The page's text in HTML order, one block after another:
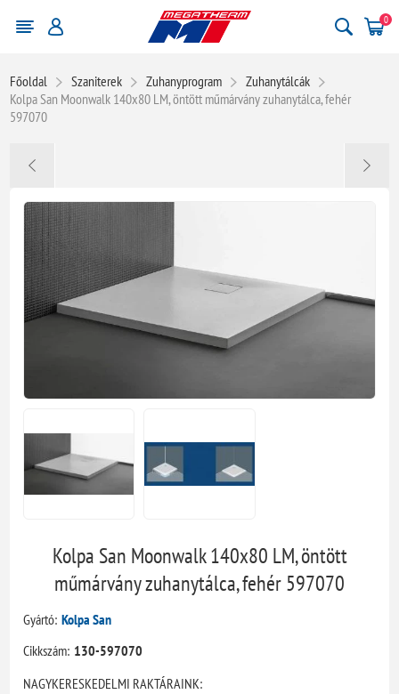
0
Főoldal Szaniterek Zuhanyprogram
Zuhanytálcák
Kolpa San Moonwalk 140x80 LM, öntött műmárvány zuhanytálca, fehér
597070
Kolpa San Moonwalk 140x80 LM, öntött
műmárvány zuhanytálca, fehér 597070
Gyártó: Kolpa San
Cikkszám: 130-597070
NAGYKERESKEDELMI RAKTÁRAINK: